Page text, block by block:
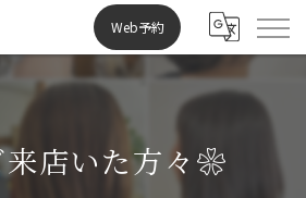
Web予約
来店いた方々❀